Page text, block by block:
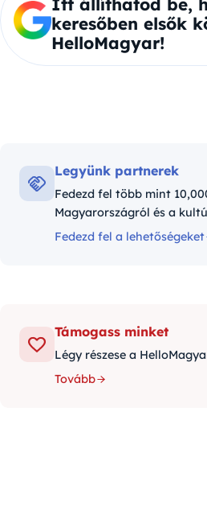
Itt állíthatod be,
keresőben elsők
HelloMagyar!
Legyünk partnerek
Fedezd fel több mint
Magyarországról és a
Fedezd fel a lehetőségeket
Támogass minket
Légy részese a
Tovább